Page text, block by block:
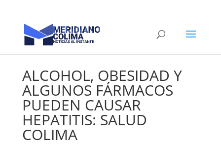
ALCOHOL, OBESIDAD Y
ALGUNOS FÁRMACOS
PUEDEN CAUSAR
HEPATITIS: SALUD
COLIMA